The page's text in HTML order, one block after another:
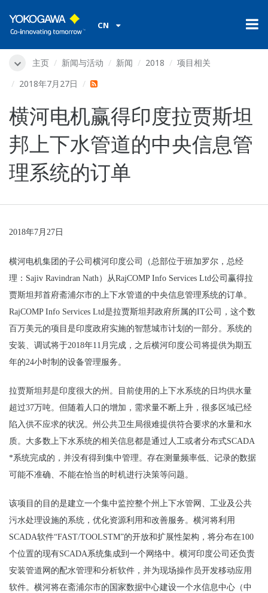
CN
主页 新闻与活动 新闻 2018
项目相关
2018年7月27日
横河电机赢得印度拉贾斯坦
邦上下水管道的中央信息管
理系统的订单
2018年7月27日
横河电机集团的子公司横河印度公司（总部位于班加罗尔，总经
理：Sajiv Ravindran Nath）从RajCOMP Info Services Ltd公司赢得拉
贾斯坦邦首府斋浦尔市的上下水管道的中央信息管理系统的订单。
RajCOMP Info Services Ltd是拉贾斯坦邦政府所属的IT公司，这个数
百万美元的项目是印度政府实施的智慧城市计划的一部分。系统的
安装、调试将于2018年11月完成，之后横河印度公司将提供为期五
年的24小时制的设备管理服务。
拉贾斯坦邦是印度很大的州。目前使用的上下水系统的日均供水量
超过37万吨。但随着人口的增加，需求量不断上升，很多区域已经
陷入供不应求的状况。州公共卫生局很难提供符合要求的水量和水
质。大多数上下水系统的相关信息都是通过人工或者分布式SCADA
*系统完成的，并没有得到集中管理。存在测量频率低、记录的数据
可能不准确、不能在恰当的时机进行决策等问题。
该项目的目的是建立一个集中监控整个州上下水管网、工业及公共
污水处理设施的系统，优化资源利用和改善服务。横河将利用
SCADA软件“FAST/TOOLSTM”的开放和扩展性架构，将分布在100
个位置的现有SCADA系统集成到一个网络中。横河印度公司还负责
安装管道网的配水管理和分析软件，并为现场操作员开发移动应用
软件。横河将在斋浦尔市的国家数据中心建设一个水信息中心（中